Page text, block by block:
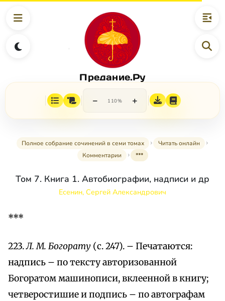
Предание.Ру
− 110% +
Полное собрание сочинений в семи томах
Читать онлайн
Комментарии
***
Том 7. Книга 1. Автобиографии, надписи и др
Есенин, Сергей Александрович
***
223.Л. М. Богорату (с. 247). – Печатаются:
надпись – по тексту авторизованной
Богоратом машинописи, вклеенной в книгу;
четверостишие и подпись – по автографам